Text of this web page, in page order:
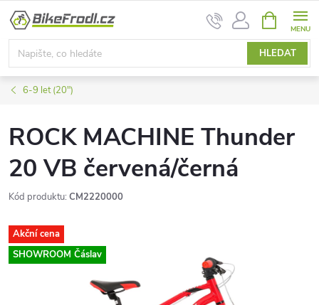
Přejít
obsah
HLEDAT
NÁKUPNÍ
KOŠÍK
6-9 let (20")
ROCK MACHINE Thunder
20 VB červená/černá
Kód produktu: CM2220000
Akční cena
SHOWROOM Čáslav